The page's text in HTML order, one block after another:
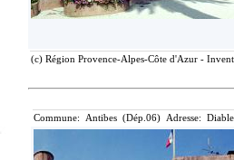
(c) Région Provence-Alpes-Côte d'Azur -
Commune: Antibes (Dép.06) Adresse: